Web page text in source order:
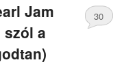
Jam
a
30